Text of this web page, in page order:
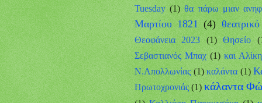
Tuesday (1) θα πάρω μιαν
Μαρτίου 1821 (4)
Θεοφάνεια 2023 (1) Θησείο
Σεβαστιανός Μπαχ (1) και
Ν.Απολλωνίας (1) καλάντα (1)
Πρωτοχρονιάς (1) κάλαντα